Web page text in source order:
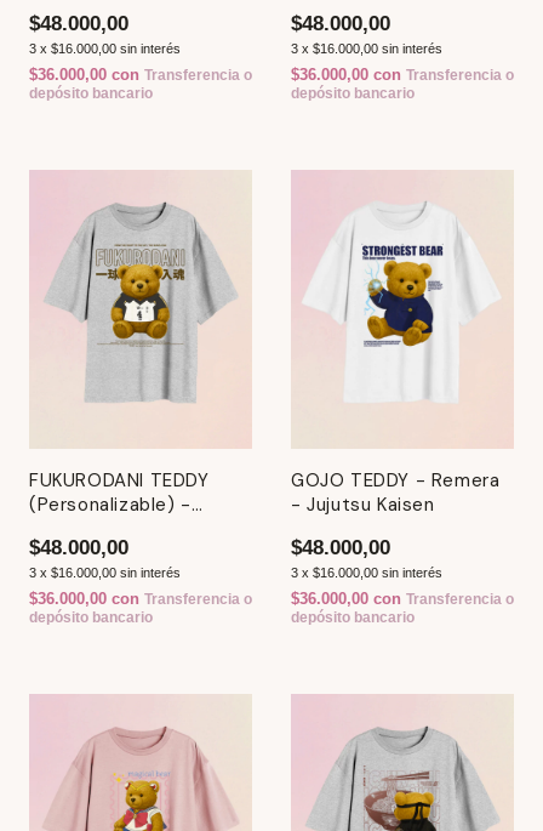
$48.000,00
3 x $16.000,00 sin interés
$36.000,00 con Transferencia o
depósito bancario
$48.000,00
3 x $16.000,00 sin interés
$36.000,00 con Transferencia o
depósito bancario
FUKURODANI TEDDY
(Personalizable) -
$48.000,00
3 x $16.000,00 sin interés
$36.000,00 con Transferencia o
depósito bancario
GOJO TEDDY - Remera
- Jujutsu Kaisen
$48.000,00
3 x $16.000,00 sin interés
$36.000,00 con Transferencia o
depósito bancario